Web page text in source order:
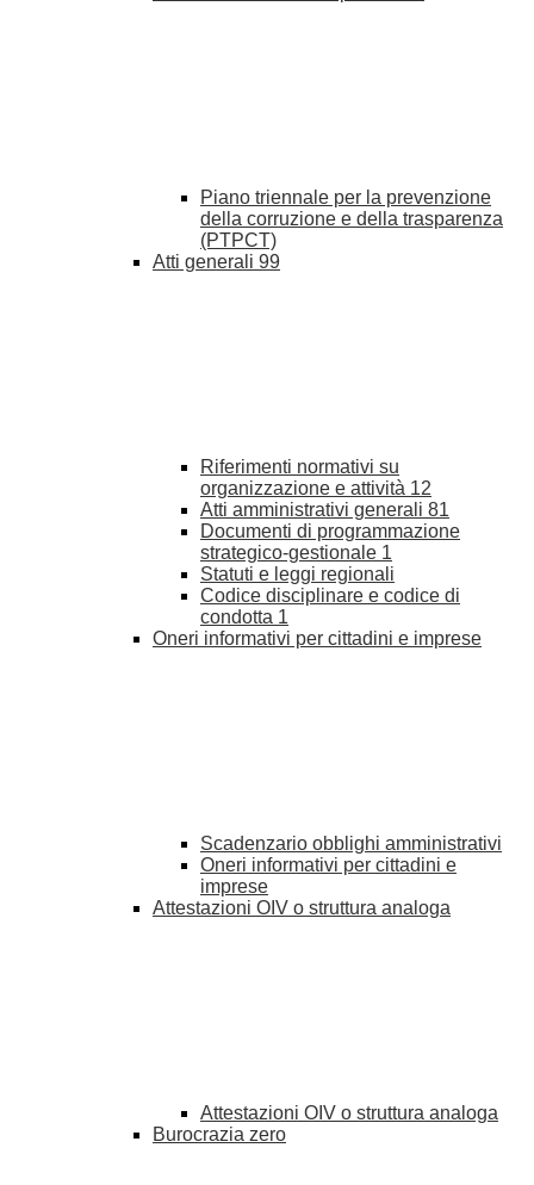
Piano triennale per la prevenzione
della corruzione e della trasparenza
(PTPCT)
Atti generali 99
Riferimenti normativi su
organizzazione e attività 12
Atti amministrativi generali 81
Documenti di programmazione
strategico-gestionale 1
Statuti e leggi regionali
Codice disciplinare e codice di
condotta 1
Oneri informativi per cittadini e imprese
Scadenzario obblighi amministrativi
Oneri informativi per cittadini e
imprese
Attestazioni OIV o struttura analoga
Attestazioni OIV o struttura analoga
Burocrazia zero